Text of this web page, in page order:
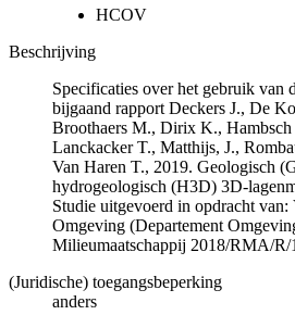
HCOV
Beschrijving
Specificaties over het gebruik van
bijgaand rapport Deckers J., De
Broothaers M., Dirix K.,
Lanckacker T., Matthijs, J.,
Van Haren T., 2019. Geologisch
hydrogeologisch (H3D) 3D-
Studie uitgevoerd in opdracht
Omgeving (Departement
Milieumaatschappij 2018/RMA/R/
(Juridische) toegangsbeperking
anders